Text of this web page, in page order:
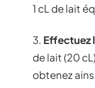
1 cL de lait
3. Effectuez
de lait (20
obtenez